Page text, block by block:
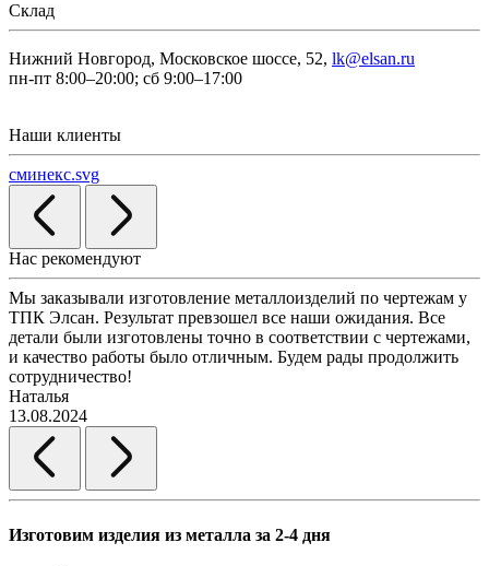
Склад
Нижний Новгород, Московское шоссе, 52, lk@elsan.ru
пн-пт 8:00–20:00; сб 9:00–17:00
Наши клиенты
сминекс.svg
Нас рекомендуют
Мы заказывали изготовление металлоизделий по чертежам у
ТПК Элсан. Результат превзошел все наши ожидания. Все
детали были изготовлены точно в соответствии с чертежами,
и качество работы было отличным. Будем рады продолжить
сотрудничество!
Наталья
13.08.2024
Изготовим изделия из металла за 2-4 дня